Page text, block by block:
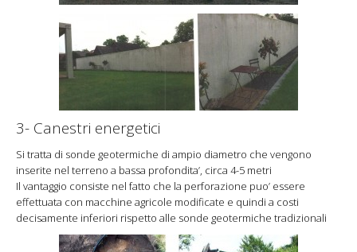
3- Canestri energetici
Si tratta di sonde geotermiche di ampio diametro che vengono
inserite nel terreno a bassa profondita’, circa 4-5 metri
Il vantaggio consiste nel fatto che la perforazione puo’ essere
effettuata con macchine agricole modificate e quindi a costi
decisamente inferiori rispetto alle sonde geotermiche tradizionali